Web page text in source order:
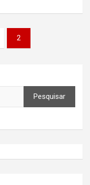
2
Pesquisar